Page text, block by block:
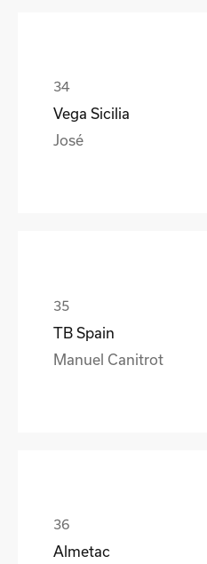
Vega Sicilia
José
TB Spain
Manuel Canitrot
Almetac